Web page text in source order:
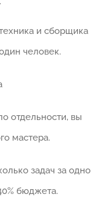
и сборщика
человек.
отдельности, вы
мастера.
задач за одно
бюджета.